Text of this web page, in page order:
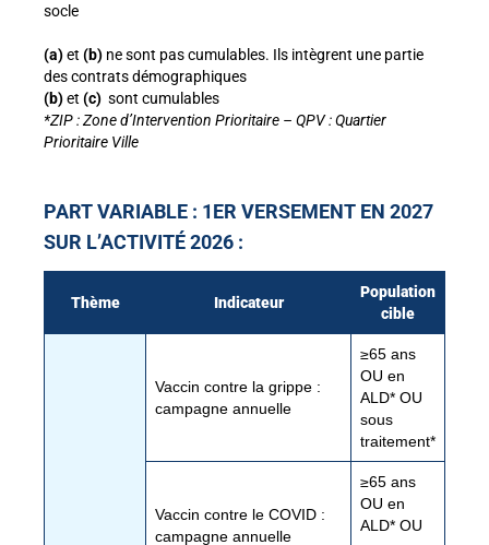
socle
(a)et (b) ne sont pas cumulables. Ils intègrent une partie
des contrats démographiques
(b)et (c) sont cumulables
*ZIP : Zone d’Intervention Prioritaire – QPV : Quartier
Prioritaire Ville
PART VARIABLE : 1ER VERSEMENT EN 2027
SUR L’ACTIVITÉ 2026 :
Thème Indicateur
Population
cible
Vaccin contre la grippe :
campagne annuelle
≥65 ans
OU en
ALD* OU
sous
traitement*
Vaccin contre le COVID :
campagne annuelle
≥65 ans
OU en
ALD* OU